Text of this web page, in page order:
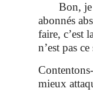
Bon, je
abonnés
faire, c’est
n’est pas
mieux